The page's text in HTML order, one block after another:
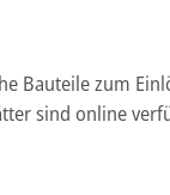
Bauteile zum
sind online